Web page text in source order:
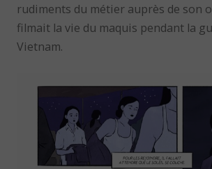
rudiments du métier auprès de son
filmait la vie du maquis pendant la
Vietnam.